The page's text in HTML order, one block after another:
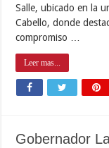
Salle, ubicado en la
Cabello, donde
compromiso …
Leer mas...
Gobernador